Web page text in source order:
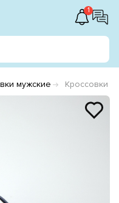
1
мужские Кроссовки